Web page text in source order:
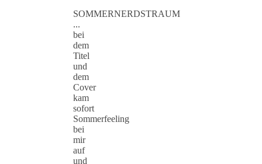
SOMMERNERDSTRAUM
...
bei
dem
Titel
und
dem
Cover
kam
sofort
Sommerfeeling
bei
mir
auf
und